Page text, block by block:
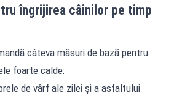
îngrijirea câinilor pe timp
câteva măsuri de bază pentru
foarte calde:
de vârf ale zilei și a asfaltului